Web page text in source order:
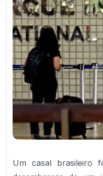
Um casal brasileiro